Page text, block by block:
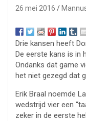
26 mei 2016
Drie kansen heeft
De eerste kans is in
Ondanks dat game
het niet gezegd dat
Erik Braal noemde
wedstrijd vier een
zeker in de eerste